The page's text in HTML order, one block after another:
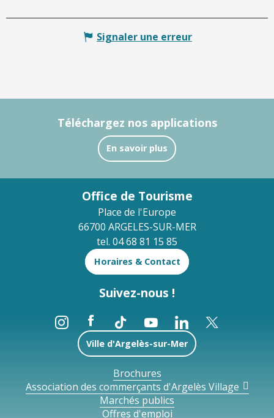
Signaler une erreur
Téléchargez nos applications
En savoir plus
Office de Tourisme
Place de l'Europe
66700 ARGELES-SUR-MER
tel. 04 68 81 15 85
Horaires & Contact
Suivez-nous !
Ville d'Argelès-sur-Mer
Brochures
Association des commerçants d'Argelès Village
Marchés publics
Offres d'emploi